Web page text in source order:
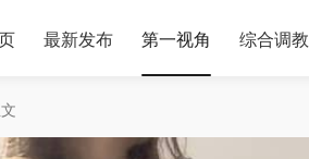
最新发布 第一视角 综合调教